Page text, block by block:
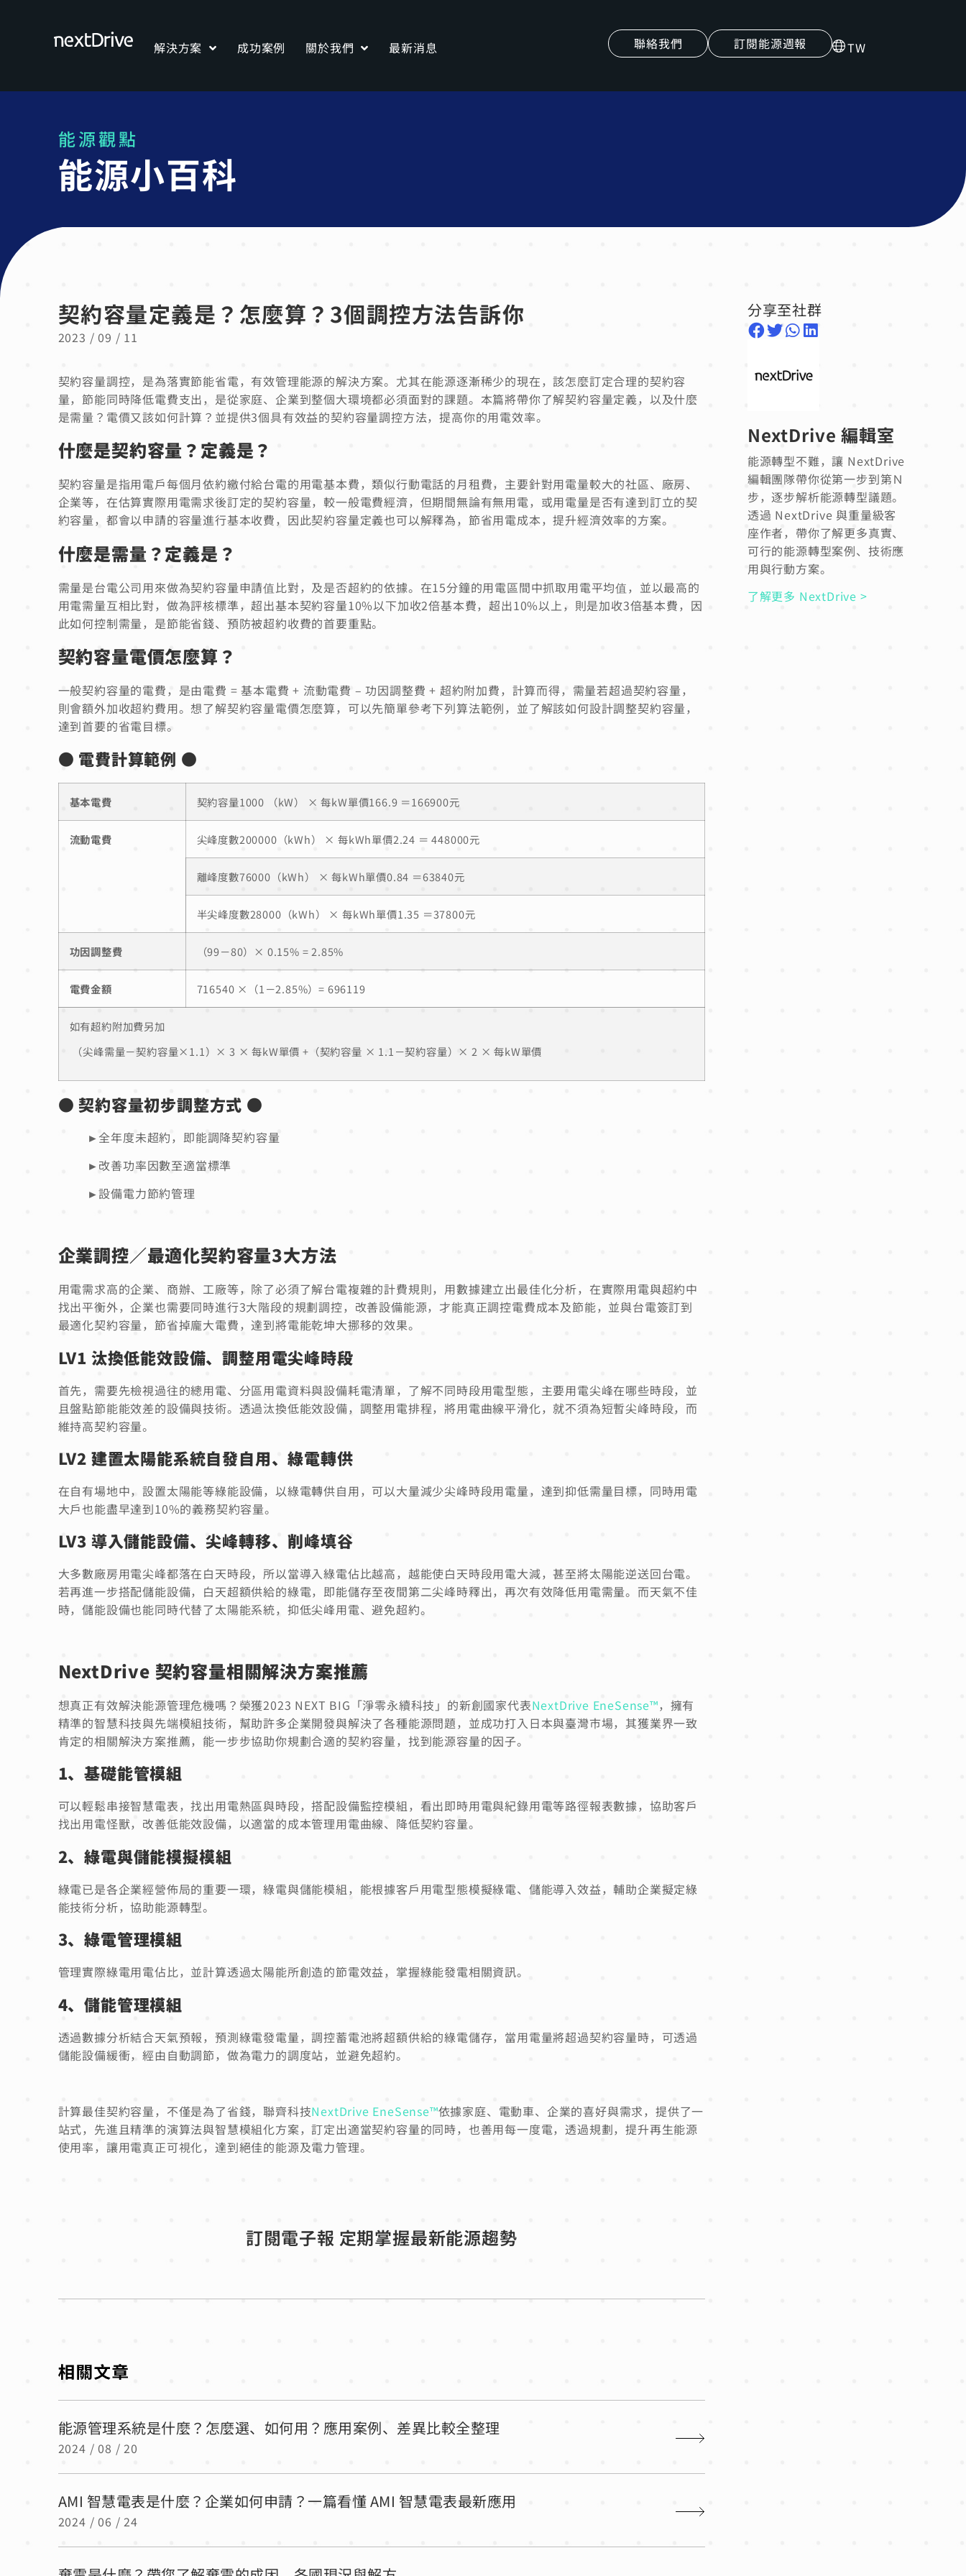
解決方案 成功案例 關於我們 最新消息 聯絡我們 訂閱能源週報 TW
能源觀點
能源小百科
契約容量定義是？怎麼算？3個調控方法告訴你
2023 / 09 / 11
契約容量調控，是為落實節能省電，有效管理能源的解決方案。尤其在能源逐漸稀少的現在，該怎麼訂定合理的契約容
量，節能同時降低電費支出，是從家庭、企業到整個大環境都必須面對的課題。本篇將帶你了解契約容量定義，以及什麼
是需量？電價又該如何計算？並提供3個具有效益的契約容量調控方法，提高你的用電效率。
什麼是契約容量？定義是？
契約容量是指用電戶每個月依約繳付給台電的用電基本費，類似行動電話的月租費，主要針對用電量較大的社區、廠房、
企業等，在估算實際用電需求後訂定的契約容量，較一般電費經濟，但期間無論有無用電，或用電量是否有達到訂立的契
約容量，都會以申請的容量進行基本收費，因此契約容量定義也可以解釋為，節省用電成本，提升經濟效率的方案。
什麼是需量？定義是？
需量是台電公司用來做為契約容量申請值比對，及是否超約的依據。在15分鐘的用電區間中抓取用電平均值，並以最高的
用電需量互相比對，做為評核標準，超出基本契約容量10%以下加收2倍基本費，超出10%以上，則是加收3倍基本費，因
此如何控制需量，是節能省錢、預防被超約收費的首要重點。
契約容量電價怎麼算？
一般契約容量的電費，是由電費 = 基本電費 + 流動電費 – 功因調整費 + 超約附加費，計算而得，需量若超過契約容量，
則會額外加收超約費用。想了解契約容量電價怎麼算，可以先簡單參考下列算法範例，並了解該如何設計調整契約容量，
達到首要的省電目標。
● 電費計算範例 ●
基本電費 契約容量1000 （kW） × 每kW單價166.9 ＝166900元
流動電費 尖峰度數200000（kWh） × 每kWh單價2.24 ＝ 448000元
離峰度數76000（kWh） × 每kWh單價0.84 ＝63840元
半尖峰度數28000（kWh） × 每kWh單價1.35 ＝37800元
功因調整費 （99－80）× 0.15% = 2.85%
電費金額 716540 ×（1－2.85%）= 696119
如有超約附加費另加
（尖峰需量－契約容量×1.1）× 3 × 每kW單價 +（契約容量 × 1.1－契約容量）× 2 × 每kW單價
● 契約容量初步調整方式 ●
►全年度未超約，即能調降契約容量
►改善功率因數至適當標準
►設備電力節約管理
企業調控／最適化契約容量3大方法
用電需求高的企業、商辦、工廠等，除了必須了解台電複雜的計費規則，用數據建立出最佳化分析，在實際用電與超約中
找出平衡外，企業也需要同時進行3大階段的規劃調控，改善設備能源，才能真正調控電費成本及節能，並與台電簽訂到
最適化契約容量，節省掉龐大電費，達到將電能乾坤大挪移的效果。
LV1 汰換低能效設備、調整用電尖峰時段
首先，需要先檢視過往的總用電、分區用電資料與設備耗電清單，了解不同時段用電型態，主要用電尖峰在哪些時段，並
且盤點節能能效差的設備與技術。透過汰換低能效設備，調整用電排程，將用電曲線平滑化，就不須為短暫尖峰時段，而
維持高契約容量。
LV2 建置太陽能系統自發自用、綠電轉供
在自有場地中，設置太陽能等綠能設備，以綠電轉供自用，可以大量減少尖峰時段用電量，達到抑低需量目標，同時用電
大戶也能盡早達到10%的義務契約容量。
LV3 導入儲能設備、尖峰轉移、削峰填谷
大多數廠房用電尖峰都落在白天時段，所以當導入綠電佔比越高，越能使白天時段用電大減，甚至將太陽能逆送回台電。
若再進一步搭配儲能設備，白天超額供給的綠電，即能儲存至夜間第二尖峰時釋出，再次有效降低用電需量。而天氣不佳
時，儲能設備也能同時代替了太陽能系統，抑低尖峰用電、避免超約。
NextDrive 契約容量相關解決方案推薦
想真正有效解決能源管理危機嗎？榮獲2023 NEXT BIG「淨零永續科技」的新創國家代表NextDrive EneSense™，擁有
精準的智慧科技與先端模組技術，幫助許多企業開發與解決了各種能源問題，並成功打入日本與臺灣市場，其獲業界一致
肯定的相關解決方案推薦，能一步步協助你規劃合適的契約容量，找到能源容量的因子。
1、基礎能管模組
可以輕鬆串接智慧電表，找出用電熱區與時段，搭配設備監控模組，看出即時用電與紀錄用電等路徑報表數據，協助客戶
找出用電怪獸，改善低能效設備，以適當的成本管理用電曲線、降低契約容量。
2、綠電與儲能模擬模組
綠電已是各企業經營佈局的重要一環，綠電與儲能模組，能根據客戶用電型態模擬綠電、儲能導入效益，輔助企業擬定綠
能技術分析，協助能源轉型。
3、綠電管理模組
管理實際綠電用電佔比，並計算透過太陽能所創造的節電效益，掌握綠能發電相關資訊。
4、儲能管理模組
透過數據分析結合天氣預報，預測綠電發電量，調控蓄電池將超額供給的綠電儲存，當用電量將超過契約容量時，可透過
儲能設備緩衝，經由自動調節，做為電力的調度站，並避免超約。
計算最佳契約容量，不僅是為了省錢，聯齊科技NextDrive EneSense™依據家庭、電動車、企業的喜好與需求，提供了一
站式，先進且精準的演算法與智慧模組化方案，訂定出適當契約容量的同時，也善用每一度電，透過規劃，提升再生能源
使用率，讓用電真正可視化，達到絕佳的能源及電力管理。
訂閱電子報 定期掌握最新能源趨勢
能源管理系統是什麼？怎麼選、如何用？應用案例、差異比較全整理
2024 / 08 / 20
AMI 智慧電表是什麼？企業如何申請？一篇看懂 AMI 智慧電表最新應用
2024 / 06 / 24
分享至社群
NextDrive 編輯室
能源轉型不難，讓 NextDrive
編輯團隊帶你從第一步到第Ｎ
步，逐步解析能源轉型議題。
透過 NextDrive 與重量級客
座作者，帶你了解更多真實、
可行的能源轉型案例、技術應
用與行動方案。
了解更多 NextDrive >